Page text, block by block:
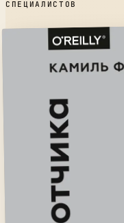
СПЕЦИАЛИСТОВ